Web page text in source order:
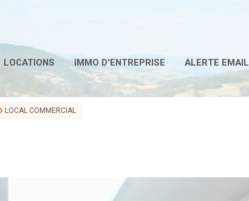
LOCATIONS IMMO D'ENTREPRISE ALERTE EMAIL
LOCAL COMMERCIAL